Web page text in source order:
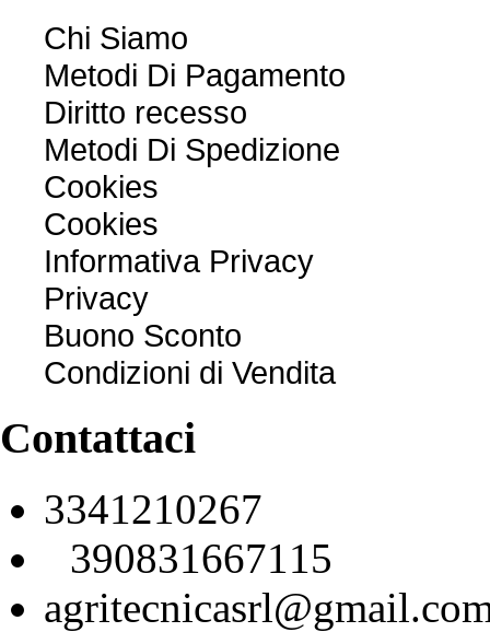
Chi Siamo
Metodi Di Pagamento
Diritto recesso
Metodi Di Spedizione
Cookies
Cookies
Informativa Privacy
Privacy
Buono Sconto
Condizioni di Vendita
Contattaci
3341210267
390831667115